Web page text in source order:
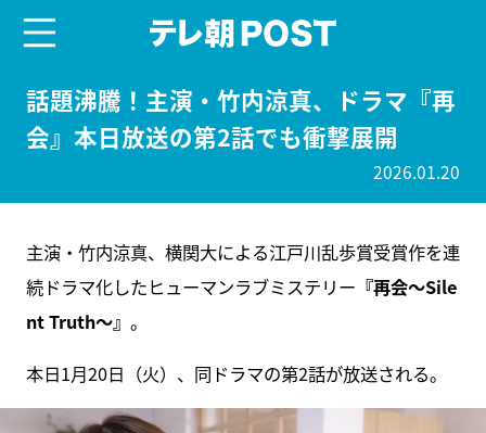
話題沸騰！主演・竹内涼真、ドラマ『再
会』本日放送の第2話でも衝撃展開
2026.01.20
主演・竹内涼真、横関大による江戸川乱歩賞受賞作を連
続ドラマ化したヒューマンラブミステリー 『再会～Sile
nt Truth～』 。
本日1月20日（火）、同ドラマの第2話が放送される。